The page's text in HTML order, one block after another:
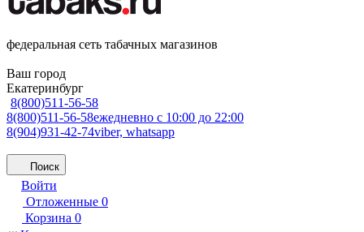
федеральная сеть табачных магазинов
Ваш город
Екатеринбург
8(800)511-56-58
8(800)511-56-58ежедневно с 10:00 до 22:00
8(904)931-42-74viber, whatsapp
Поиск
Войти
Отложенные 0
Корзина 0